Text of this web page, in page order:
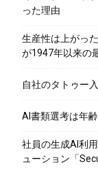
った理由
生産性は上がっ
が1947年以来の
自社のタトゥー
AI書類選考は年
社員の生成AI利
ューション「